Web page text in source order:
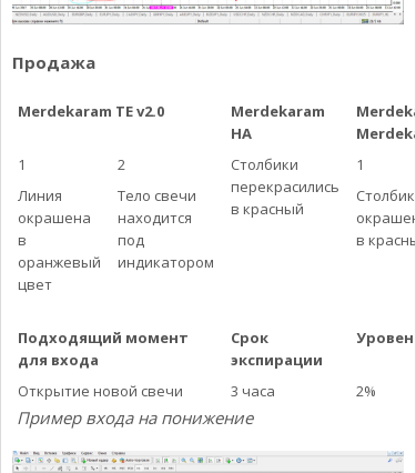
Продажа
Merdekaram TE v2.0
Merdekaram
HA
1
2
Столбики
перекрасились
в красный
1
Линия
окрашена
в
оранжевый
цвет
Тело свечи
находится
под
индикатором
Столбики
в
Подходящий момент
для входа
Срок
экспирации
Открытие новой свечи 3 часа 2%
Пример входа на понижение